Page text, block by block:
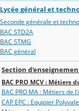
Lycée général et
Seconde générale et
BAC STD2A
BAC STMG
BAC général
Section
BAC PRO MCV : Métiers
BAC PRO MA : Métiers de
CAP EPC : Equipier